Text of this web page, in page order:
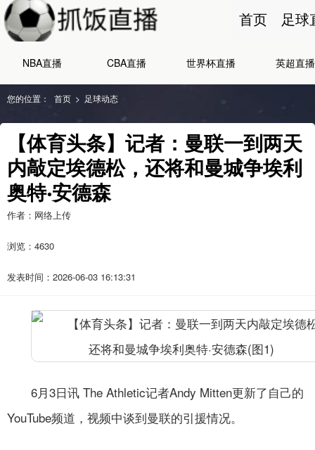
首页 足球
NBA直播 CBA直播 世界杯直播 英超直播
您的位置： 首页 > 足球动态
【体育头条】记者：曼联一到两天
内敲定埃德松，还将和曼城争埃利
奥特·安德森
作者：网络上传
浏览： 4630
发表时间：2026-06-03 16:13:31
6月3日讯 The Athletic记者Andy Mitten更新了自己的
YouTube频道，视频中谈到曼联的引援情况。